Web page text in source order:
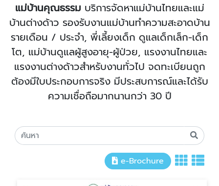
แม่บ้านคุณธรรม บริการจัดหาแม่บ้านไทยและแม่
บ้านต่างด้าว รองรับงานแม่บ้านทำความสะอาดบ้าน
รายเดือน / ประจำ, พี่เลี้ยงเด็ก ดูแลเด็กเล็ก-เด็ก
โต, แม่บ้านดูแลผู้สูงอายุ-ผู้ป่วย, แรงงานไทยและ
แรงงานต่างด้าวสำหรับงานทั่วไป จดทะเบียนถูก
ต้องมีใบประกอบการจริง มีประสบการณ์และได้รับ
ความเชื่อถือมากนานกว่า 30 ปี
e-Brochure